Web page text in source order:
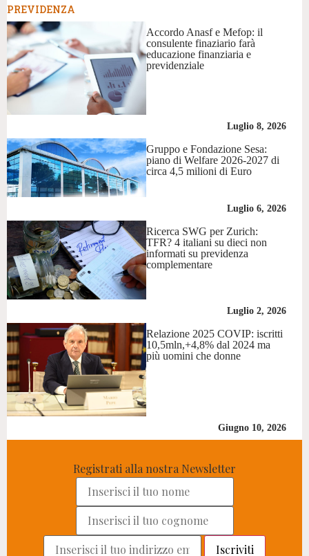
PREVIDENZA
Accordo Anasf e Mefop: il
consulente finaziario farà
educazione finanziaria e
previdenziale
Luglio 8, 2026
Gruppo e Fondazione Sesa:
piano di Welfare 2026-2027 di
circa 4,5 milioni di Euro
Luglio 6, 2026
Ricerca SWG per Zurich:
TFR? 4 italiani su dieci non
informati su previdenza
complementare
Luglio 2, 2026
Relazione 2025 COVIP: iscritti
10,5mln,+4,8% dal 2024 ma
più uomini che donne
Giugno 10, 2026
Registrati alla nostra Newsletter